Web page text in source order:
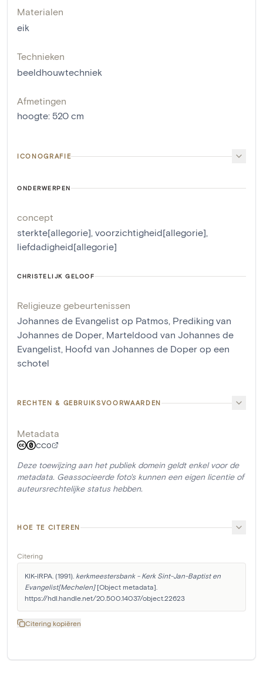
Materialen
eik
Technieken
beeldhouwtechniek
Afmetingen
hoogte: 520 cm
ICONOGRAFIE
ONDERWERPEN
concept
sterkte[allegorie], voorzichtigheid[allegorie],
liefdadigheid[allegorie]
CHRISTELIJK GELOOF
Religieuze gebeurtenissen
Johannes de Evangelist op Patmos, Prediking van
Johannes de Doper, Marteldood van Johannes de
Evangelist, Hoofd van Johannes de Doper op een
schotel
RECHTEN & GEBRUIKSVOORWAARDEN
Metadata
CC0
Deze toewijzing aan het publiek domein geldt enkel voor de
metadata. Geassocieerde foto's kunnen een eigen licentie of
auteursrechtelijke status hebben.
HOE TE CITEREN
Citering
KIK-IRPA. (1991). kerkmeestersbank - Kerk Sint-Jan-Baptist en
Evangelist[Mechelen] [Object metadata].
https://hdl.handle.net/20.500.14037/object.22623
Citering kopiëren